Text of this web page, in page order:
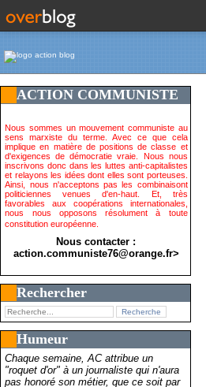
ACTION COMMUNISTE
Nous sommes un mouvement communiste au
sens marxiste du terme. Avec ce que cela
implique en matière de positions de classe et
d'exigences de démocratie vraie. Nous nous
inscrivons donc dans les luttes anti-capitalistes
et relayons les idées dont elles sont porteuses.
Ainsi, nous n'acceptons pas les combinaisont
politiciennes venues d'en-haut. Et, très
favorables aux coopérations internationales,
nous nous opposons résolument à toute
constitution européenne.
Nous contacter :
action.communiste76@orange.fr>
Rechercher
Humeur
Chaque semaine, AC attribue un
"roquet d'or" à un journaliste qui n'aura
pas honoré son métier, que ce soit par